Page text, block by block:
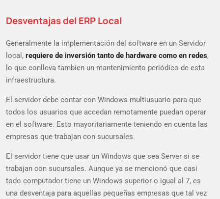
Desventajas del ERP Local
Generalmente la implementación del software en un Servidor
local, requiere de inversión tanto de hardware como en redes,
lo que conlleva tambien un mantenimiento periódico de esta
infraestructura.
El servidor debe contar con Windows multiusuario para que
todos los usuarios que accedan remotamente puedan operar
en el software. Esto mayoritariamente teniendo en cuenta las
empresas que trabajan con sucursales.
El servidor tiene que usar un Windows que sea Server si se
trabajan con sucursales. Aunque ya se mencionó que casi
todo computador tiene un Windows superior o igual al 7, es
una desventaja para aquellas pequeñas empresas que tal vez